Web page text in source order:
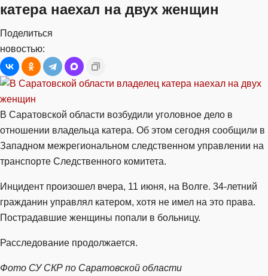
катера наехал на двух женщин
Поделиться
новостью:
В Саратовской области возбудили уголовное дело в
отношении владельца катера. Об этом сегодня сообщили в
Западном межрегиональном следственном управлении на
транспорте Следственного комитета.
Инцидент произошел вчера, 11 июня, на Волге. 34-летний
гражданин управлял катером, хотя не имел на это права.
Пострадавшие женщины попали в больницу.
Расследование продолжается.
Фото СУ СКР по Саратовской области